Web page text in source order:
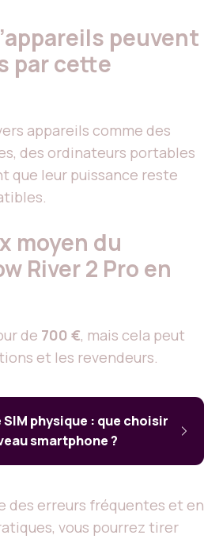
peuvent
par cette
appareils comme des
des ordinateurs portables
que leur puissance reste
moyen du
River 2 Pro en
de 700 €, mais cela peut
et les revendeurs.
physique : que choisir
smartphone ?
des erreurs fréquentes et en
vous pourrez tirer